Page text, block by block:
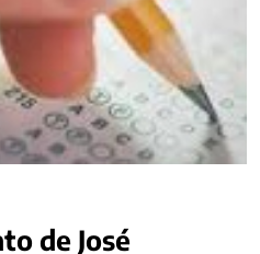
de José